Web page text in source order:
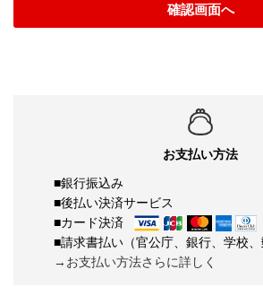
確認画面へ
お支払い方法
■銀行振込み
■後払い決済サービス
■カード決済
■請求書払い（官公庁、銀行、学校、
→お支払い方法さらに詳しく